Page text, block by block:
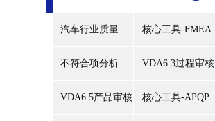
核心工具-FMEA
VDA6.3过程审核
VDA6.5产品审核 核心工具-APQP